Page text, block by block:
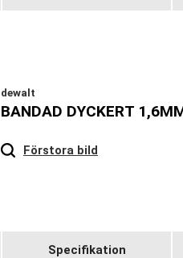
dewalt
BANDAD DYCKERT
Förstora bild
Hover
Specifikation